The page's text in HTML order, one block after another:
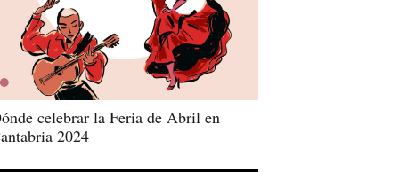
celebrar la Feria de Abril en
2024